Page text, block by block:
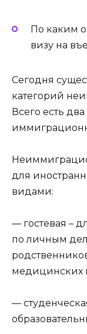
По каким
визу на
Сегодня
категорий
Всего есть
для
видами:
— гостевая –
по личным
медицинских
—